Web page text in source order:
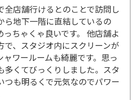
全店舗行けるとのことで訪問し
ら地下一階に直結しているの
っちゃくゃ良いです。 他店舗よ
で、スタジオ内にスクリーンが
ャワールームも綺麗です。思っ
多くてびっくりしました。スタ
つも明るくで元気なのでパワー